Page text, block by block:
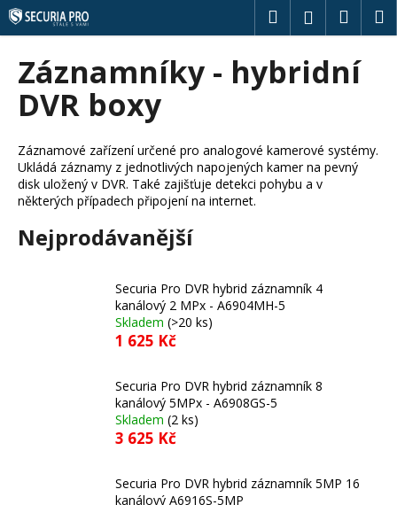
Přejít
na
obsah
HledatPřihlášení
Záznamníky - hybridní
DVR boxy
Záznamové zařízení určené pro analogové kamerové systémy.
Ukládá záznamy z jednotlivých napojených kamer na pevný
disk uložený v DVR. Také zajišťuje detekci pohybu a v
některých případech připojení na internet.
Nejprodávanější
Securia Pro DVR hybrid záznamník 4
kanálový 2 MPx - A6904MH-5
Skladem (>20 ks)
1 625 Kč
Securia Pro DVR hybrid záznamník 8
kanálový 5MPx - A6908GS-5
Skladem (2 ks)
3 625 Kč
Securia Pro DVR hybrid záznamník 5MP 16
kanálový A6916S-5MP
K
o
C
o
p
o
t
ř
e